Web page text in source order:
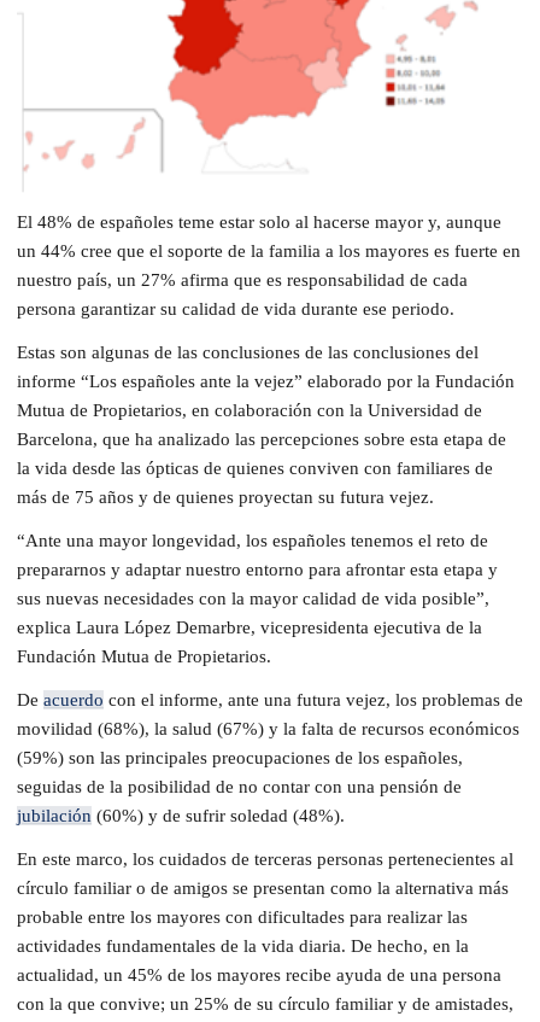
El 48% de españoles teme estar solo al hacerse mayor y, aunque
un 44% cree que el soporte de la familia a los mayores es fuerte en
nuestro país, un 27% afirma que es responsabilidad de cada
persona garantizar su calidad de vida durante ese periodo.
Estas son algunas de las conclusiones de las conclusiones del
informe “Los españoles ante la vejez” elaborado por la Fundación
Mutua de Propietarios, en colaboración con la Universidad de
Barcelona, que ha analizado las percepciones sobre esta etapa de
la vida desde las ópticas de quienes conviven con familiares de
más de 75 años y de quienes proyectan su futura vejez.
“Ante una mayor longevidad, los españoles tenemos el reto de
prepararnos y adaptar nuestro entorno para afrontar esta etapa y
sus nuevas necesidades con la mayor calidad de vida posible”,
explica Laura López Demarbre, vicepresidenta ejecutiva de la
Fundación Mutua de Propietarios.
De acuerdo con el informe, ante una futura vejez, los problemas de
movilidad (68%), la salud (67%) y la falta de recursos económicos
(59%) son las principales preocupaciones de los españoles,
seguidas de la posibilidad de no contar con una pensión de
jubilación (60%) y de sufrir soledad (48%).
En este marco, los cuidados de terceras personas pertenecientes al
círculo familiar o de amigos se presentan como la alternativa más
probable entre los mayores con dificultades para realizar las
actividades fundamentales de la vida diaria. De hecho, en la
actualidad, un 45% de los mayores recibe ayuda de una persona
con la que convive; un 25% de su círculo familiar y de amistades,